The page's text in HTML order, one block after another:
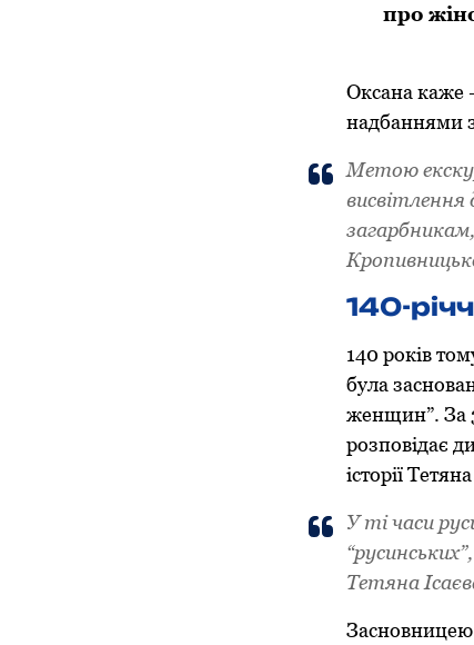
про
Оксана каже –
надбаннями
Метою
висвітлення
140-
140 років
була
женщин”. За
розповідає
історії
У ті часи
Тетяна
Засновницею